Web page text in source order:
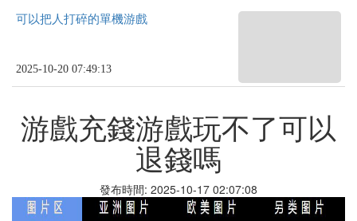
可以把人打碎的單機游戲
2025-10-20 07:49:13
游戲充錢游戲玩不了可以
退錢嗎
發布時間: 2025-10-17 02:07:08